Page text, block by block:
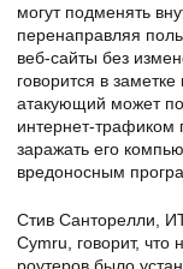
могут подменять
перенаправляя
веб-сайты без
говорится в
атакующий может
интернет-трафиком
заражать его
вредоносным
Стив Санторелли,
Cymru, говорит, что